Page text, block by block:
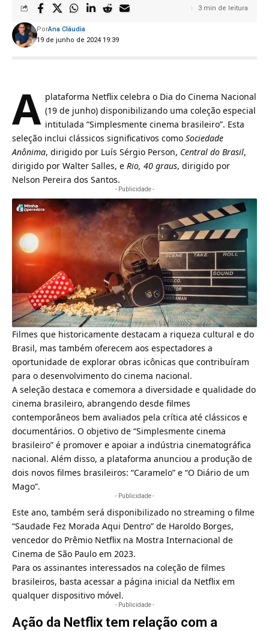
19 de junho de 2024 19:39
PorAna Cláudia
3 min de leitura
A plataforma Netflix celebra o Dia do Cinema Nacional
(19 de junho) disponibilizando uma coleção especial
intitulada “Simplesmente cinema brasileiro”. Esta
seleção inclui clássicos significativos como Sociedade
Anônima, dirigido por Luís Sérgio Person, Central do Brasil,
dirigido por Walter Salles, e Rio, 40 graus, dirigido por
Nelson Pereira dos Santos.
- Publicidade -
Filmes que historicamente destacam a riqueza cultural e do
Brasil, mas também oferecem aos espectadores a
oportunidade de explorar obras icônicas que contribuíram
para o desenvolvimento do cinema nacional.
A seleção destaca e comemora a diversidade e qualidade do
cinema brasileiro, abrangendo desde filmes
contemporâneos bem avaliados pela crítica até clássicos e
documentários. O objetivo de “Simplesmente cinema
brasileiro” é promover e apoiar a indústria cinematográfica
nacional. Além disso, a plataforma anunciou a produção de
dois novos filmes brasileiros: “Caramelo” e “O Diário de um
Mago”.
- Publicidade -
Este ano, também será disponibilizado no streaming o filme
“Saudade Fez Morada Aqui Dentro” de Haroldo Borges,
vencedor do Prêmio Netflix na Mostra Internacional de
Cinema de São Paulo em 2023.
Para os assinantes interessados na coleção de filmes
brasileiros, basta acessar a página inicial da Netflix em
qualquer dispositivo móvel.
- Publicidade -
Ação da Netflix tem relação com a